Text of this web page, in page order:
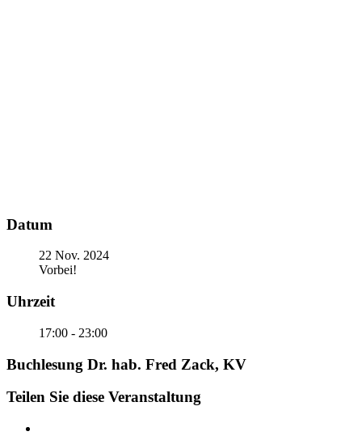
Datum
22 Nov. 2024
Vorbei!
Uhrzeit
17:00 - 23:00
Buchlesung Dr. hab. Fred Zack, KV
Teilen Sie diese Veranstaltung